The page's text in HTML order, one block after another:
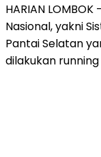
HARIAN
Nasional, yakni
Pantai Selatan
dilakukan